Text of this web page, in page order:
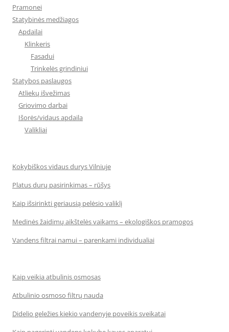
Pramonei
Statybinės medžiagos
Apdailai
Klinkeris
Fasadui
Trinkelės grindiniui
Statybos paslaugos
Atliekų išvežimas
Griovimo darbai
Išorės/vidaus apdaila
Valikliai
Kokybiškos vidaus durys Vilniuje
Platus durų pasirinkimas – rūšys
Kaip išsirinkti geriausią pelėsio valiklį
Medinės žaidimų aikštelės vaikams – ekologiškos pramogos
Vandens filtrai namui – parenkami individualiai
Kaip veikia atbulinis osmosas
Atbulinio osmoso filtrų nauda
Didelio geležies kiekio vandenyje poveikis sveikatai